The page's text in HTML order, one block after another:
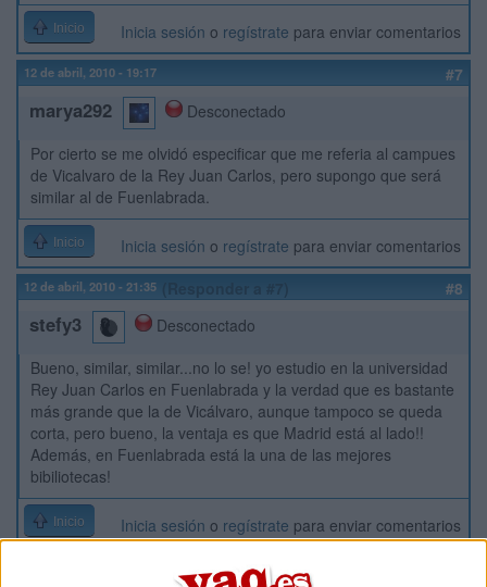
Inicio Inicia sesión o regístrate para enviar comentarios
12 de abril, 2010 - 19:17 #7
marya292
Desconectado
Por cierto se me olvidó especificar que me referia al campues
de Vicalvaro de la Rey Juan Carlos, pero supongo que será
similar al de Fuenlabrada.
Inicio Inicia sesión o regístrate para enviar comentarios
12 de abril, 2010 - 21:35 #8
stefy3
Desconectado
Bueno, similar, similar...no lo se! yo estudio en la universidad
Rey Juan Carlos en Fuenlabrada y la verdad que es bastante
más grande que la de Vicálvaro, aunque tampoco se queda
corta, pero bueno, la ventaja es que Madrid está al lado!!
Además, en Fuenlabrada está la una de las mejores
bibiliotecas!
Inicio Inicia sesión o regístrate para enviar comentarios